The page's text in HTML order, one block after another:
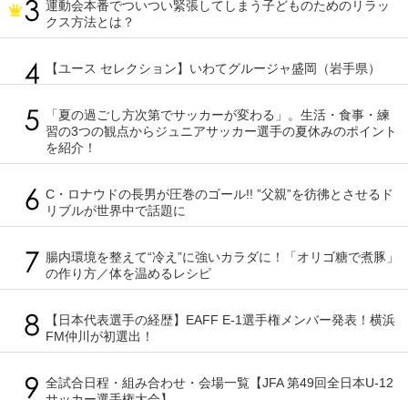
運動会本番でついつい緊張してしまう子どものためのリラッ
クス方法とは？
【ユース セレクション】いわてグルージャ盛岡（岩手県）
「夏の過ごし方次第でサッカーが変わる」。生活・食事・練
習の3つの観点からジュニアサッカー選手の夏休みのポイント
を紹介！
C・ロナウドの長男が圧巻のゴール!! ”父親”を彷彿とさせるド
リブルが世界中で話題に
腸内環境を整えて“冷え”に強いカラダに！「オリゴ糖で煮豚」
の作り方／体を温めるレシピ
【日本代表選手の経歴】EAFF E-1選手権メンバー発表！横浜
FM仲川が初選出！
全試合日程・組み合わせ・会場一覧【JFA 第49回全日本U-12